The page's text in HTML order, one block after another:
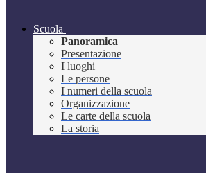
Scuola
Panoramica
Presentazione
I luoghi
Le persone
I numeri della scuola
Organizzazione
Le carte della scuola
La storia